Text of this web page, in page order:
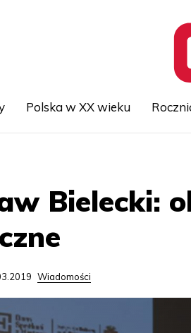
Polska w XX wieku
Bielecki:
Wiadomości